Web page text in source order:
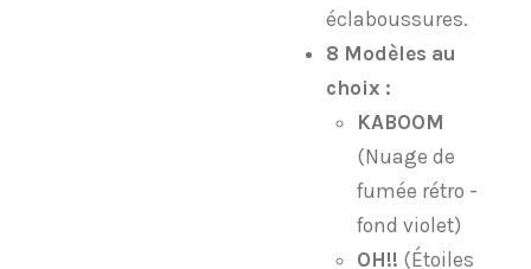
éclaboussures.
8 Modèles au
choix :
KABOOM
(Nuage de
fumée rétro -
fond violet)
OH!! (Étoiles